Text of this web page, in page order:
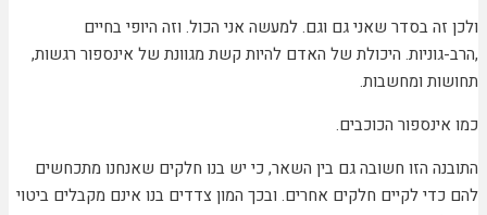
בסדר שאני גם וגם. למעשה אני הכול. וזה היופי בחיים
היכולת של האדם להיות קשת מגוונת של אינספור רגשות,
ומחשבות.
הכוכבים.
הזו חשובה גם בין השאר, כי יש בנו חלקים שאנחנו מתכחשים
לקיים חלקים אחרים. ובכך המון צדדים בנו אינם מקבלים ביטוי